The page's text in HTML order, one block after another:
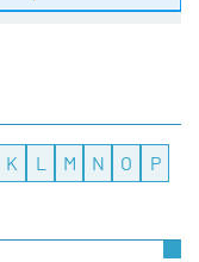
K L M N O
P